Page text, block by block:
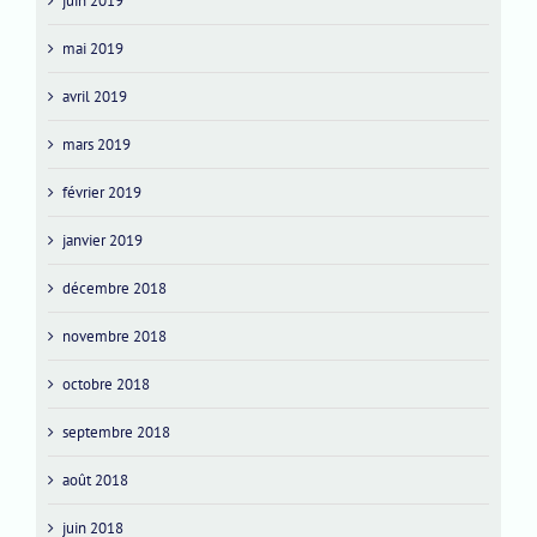
mai 2019
avril 2019
mars 2019
février 2019
janvier 2019
décembre 2018
novembre 2018
octobre 2018
septembre 2018
août 2018
juin 2018